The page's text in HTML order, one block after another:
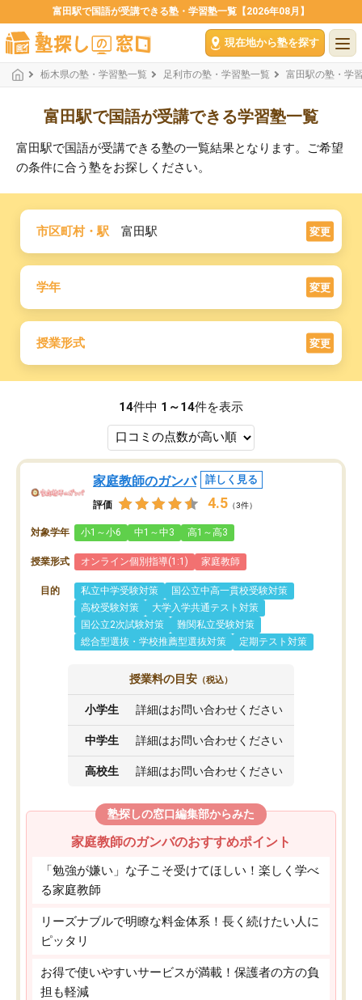
富田駅で国語が受講できる塾・学習塾一覧【2026年08月】
現在地から塾を探す
栃木県の塾・学習塾一覧 足利市の塾・学習塾一覧 富田駅の塾・学
富田駅で国語が受講できる学習塾一覧
富田駅で国語が受講できる塾の一覧結果となります。ご希望
の条件に合う塾をお探しください。
市区町村・駅 富田駅 変更
学年 変更
授業形式 変更
14件中 1～14件を表示
家庭教師のガンバ 詳しく見る
評価 4.5 （3件）
対象学年 小1～小6 中1～中3 高1～高3
授業形式 オンライン個別指導(1:1) 家庭教師
目的 私立中学受験対策
国公立中高一貫校受験対策
高校受験対策
大学入学共通テスト対策
国公立2次試験対策
難関私立受験対策
総合型選抜・学校推薦型選抜対策
定期テスト対策
授業料の目安 （税込）
小学生 詳細はお問い合わせください
中学生 詳細はお問い合わせください
高校生 詳細はお問い合わせください
塾探しの窓口編集部からみた
家庭教師のガンバのおすすめポイント
「勉強が嫌い」な子こそ受けてほしい！楽しく学べ
る家庭教師
リーズナブルで明瞭な料金体系！長く続けたい人に
ピッタリ
お得で使いやすいサービスが満載！保護者の方の負
担も軽減